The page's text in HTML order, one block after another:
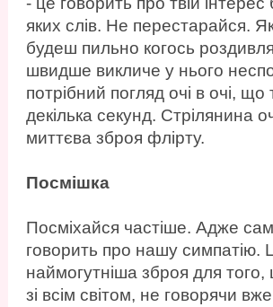
яких слів. Не перестарайся.
будеш пильно когось
швидше викличе у нього
потрібний погляд очі в очі, що
декілька секунд. Стрілянина
миттєва зброя флірту.
Посмішка
Посміхайся частіше. Адже
говорить про нашу симпатію.
наймогутніша зброя для
зі всім світом, не говорячи